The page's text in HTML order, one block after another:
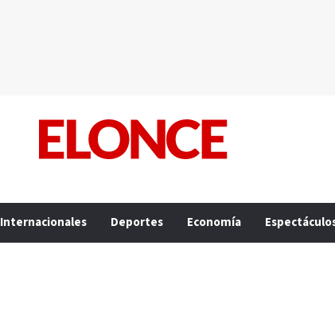
Internacionales Deportes Economía